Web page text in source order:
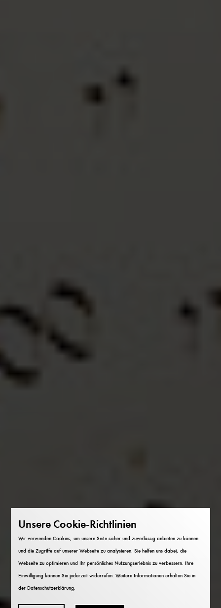
Unsere Cookie-Richtlinien
Wir verwenden Cookies, um unsere Seite sicher und zuverlässig anbieten zu können
und die Zugriffe auf unserer Webseite zu analysieren. Sie helfen uns dabei, die
Webseite zu optimieren und Ihr persönliches Nutzungserlebnis zu verbessern. Ihre
Einwilligung können Sie jederzeit widerrufen. Weitere Informationen erhalten Sie in
derDatenschutzerklärung